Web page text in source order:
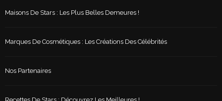
Maisons De Stars : Les Plus Belles Demeures !
Marques De Cosmétiques : Les Créations Des Célébrités
Nos Partenaires